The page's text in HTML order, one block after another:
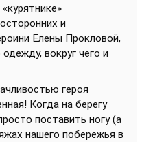
и
Елены Прокловой,
вокруг чего и
героя
Когда на берегу
поставить ногу (а
нашего побережья в